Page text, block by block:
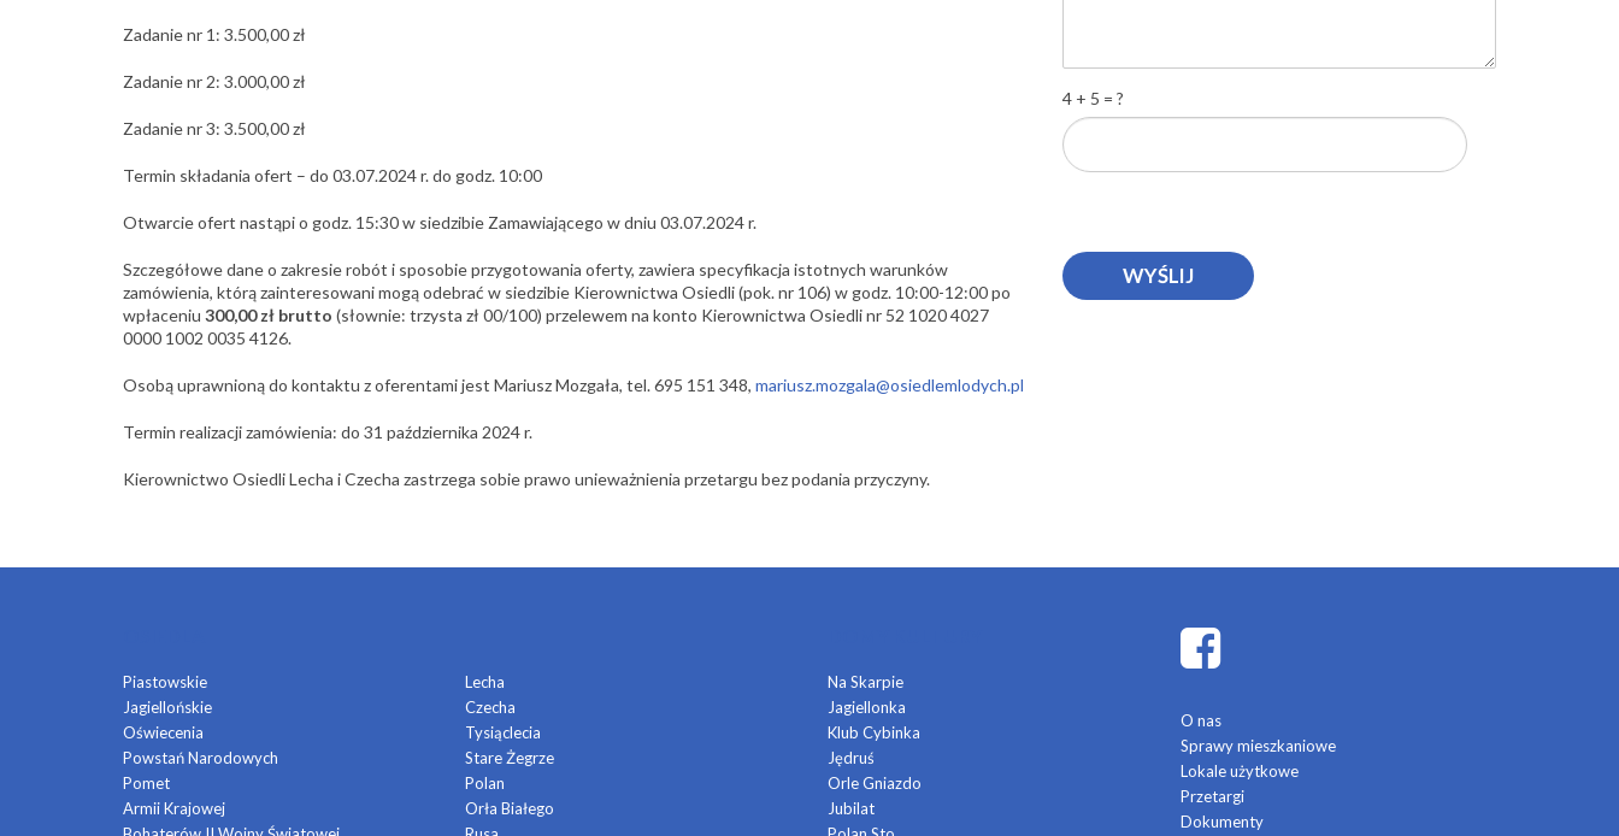
Zadanie nr 1: 3.500,00 zł
Zadanie nr 2: 3.000,00 zł
Zadanie nr 3: 3.500,00 zł
Termin składania ofert – do 03.07.2024 r. do godz. 10:00
Otwarcie ofert nastąpi o godz. 15:30 w siedzibie Zamawiającego w dniu 03.07.2024 r.
Szczegółowe dane o zakresie robót i sposobie przygotowania oferty, zawiera specyfikacja istotnych warunków
zamówienia, którą zainteresowani mogą odebrać w siedzibie Kierownictwa Osiedli (pok. nr 106) w godz. 10:00-12:00 po
wpłaceniu 300,00 zł brutto (słownie: trzysta zł 00/100) przelewem na konto Kierownictwa Osiedli nr 52 1020 4027
0000 1002 0035 4126.
Osobą uprawnioną do kontaktu z oferentami jest Mariusz Mozgała, tel. 695 151 348, mariusz.mozgala@osiedlemlodych.pl
Termin realizacji zamówienia: do 31 października 2024 r.
Kierownictwo Osiedli Lecha i Czecha zastrzega sobie prawo unieważnienia przetargu bez podania przyczyny.
4 + 5 = ?
Piastowskie
Jagiellońskie
Oświecenia
Powstań Narodowych
Pomet
Armii Krajowej
Lecha
Czecha
Tysiąclecia
Stare Żegrze
Polan
Orła Białego
Na Skarpie
Jagiellonka
Klub Cybinka
Jędruś
Orle Gniazdo
Jubilat
O nas
Sprawy mieszkaniowe
Lokale użytkowe
Przetargi
Dokumenty